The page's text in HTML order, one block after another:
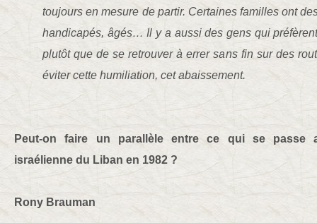
toujours en mesure de partir. Certaines familles ont
handicapés, âgés… Il y a aussi des gens qui
plutôt que de se retrouver à errer sans fin sur des
éviter cette humiliation, cet abaissement.
Peut-on faire un parallèle entre ce qui se passe
israélienne du Liban en 1982 ?
Rony Brauman